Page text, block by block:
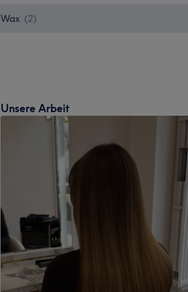
Wax (2)
Unsere Arbeit